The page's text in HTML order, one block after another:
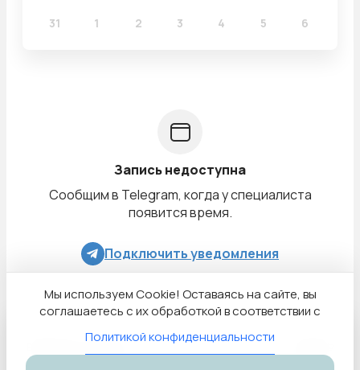
31 1 2 3 4 5 6
Запись недоступна
Сообщим в Telegram, когда у специалиста
появится время.
Подключить уведомления
Мы используем Cookie! Оставаясь на сайте, вы
соглашаетесь с их обработкой в соответствии с
Политикой конфиденциальности